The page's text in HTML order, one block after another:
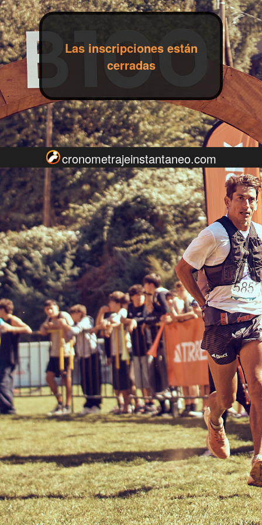
Las inscripciones están
cerradas
cronometrajeinstantaneo.com